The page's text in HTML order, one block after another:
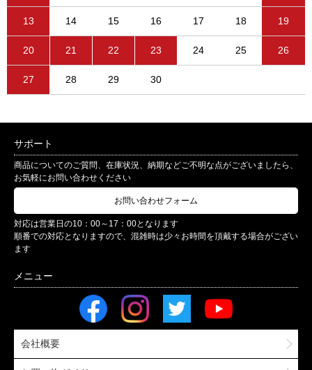
13 14 15 16 17 18 19
20 21 22 23 24 25 26
27 28 29 30
サポート
商品についてのご質問、在庫状況、納期などご不明な点がございましたら、
お気軽にお問い合わせください
お問い合わせフォーム
対応は営業日の10：00～17：00となります
順番での対応となりますので、混雑時は少々お時間を頂戴する場合がござい
ます
会社概要